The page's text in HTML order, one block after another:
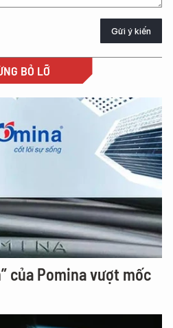
Gửi ý kiến
BỎ LỠ
của Pomina vượt mốc